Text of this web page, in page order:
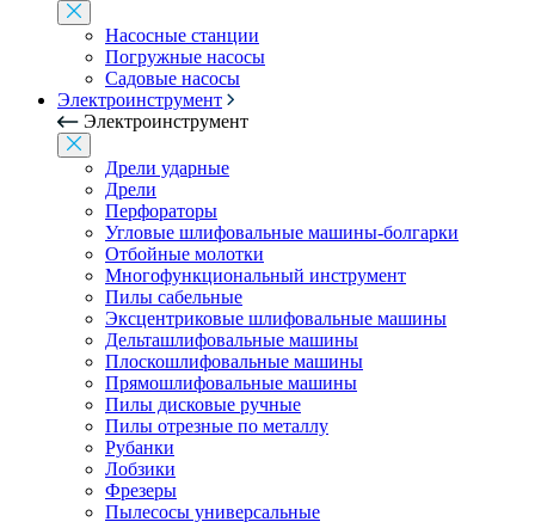
Насосные станции
Погружные насосы
Садовые насосы
Электроинструмент
Электроинструмент
Дрели ударные
Дрели
Перфораторы
Угловые шлифовальные машины-болгарки
Отбойные молотки
Многофункциональный инструмент
Пилы сабельные
Эксцентриковые шлифовальные машины
Дельташлифовальные машины
Плоскошлифовальные машины
Прямошлифовальные машины
Пилы дисковые ручные
Пилы отрезные по металлу
Рубанки
Лобзики
Фрезеры
Пылесосы универсальные